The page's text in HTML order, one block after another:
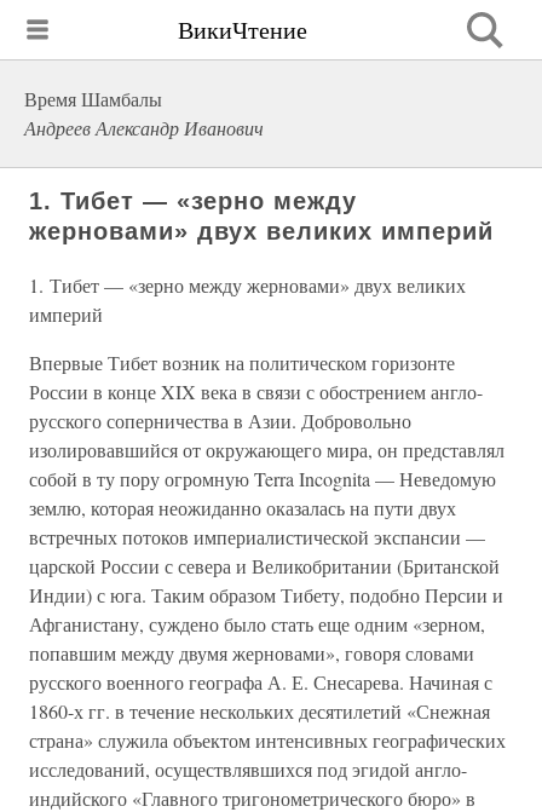
ВикиЧтение
Время Шамбалы
Андреев Александр Иванович
1. Тибет — «зерно между
жерновами» двух великих империй
1. Тибет — «зерно между жерновами» двух великих
империй
Впервые Тибет возник на политическом горизонте
России в конце XIX века в связи с обострением англо-
русского соперничества в Азии. Добровольно
изолировавшийся от окружающего мира, он представлял
собой в ту пору огромную Terra Incognita — Неведомую
землю, которая неожиданно оказалась на пути двух
встречных потоков империалистической экспансии —
царской России с севера и Великобритании (Британской
Индии) с юга. Таким образом Тибету, подобно Персии и
Афганистану, суждено было стать еще одним «зерном,
попавшим между двумя жерновами», говоря словами
русского военного географа А. Е. Снесарева. Начиная с
1860-х гг. в течение нескольких десятилетий «Снежная
страна» служила объектом интенсивных географических
исследований, осуществлявшихся под эгидой англо-
индийского «Главного тригонометрического бюро» в